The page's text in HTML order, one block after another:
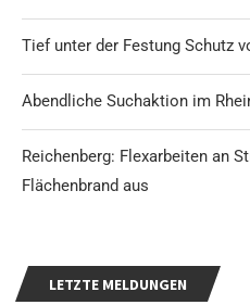
Tief unter der Festung Schutz
Abendliche Suchaktion im
Reichenberg: Flexarbeiten an
Flächenbrand aus
LETZTE MELDUNGEN